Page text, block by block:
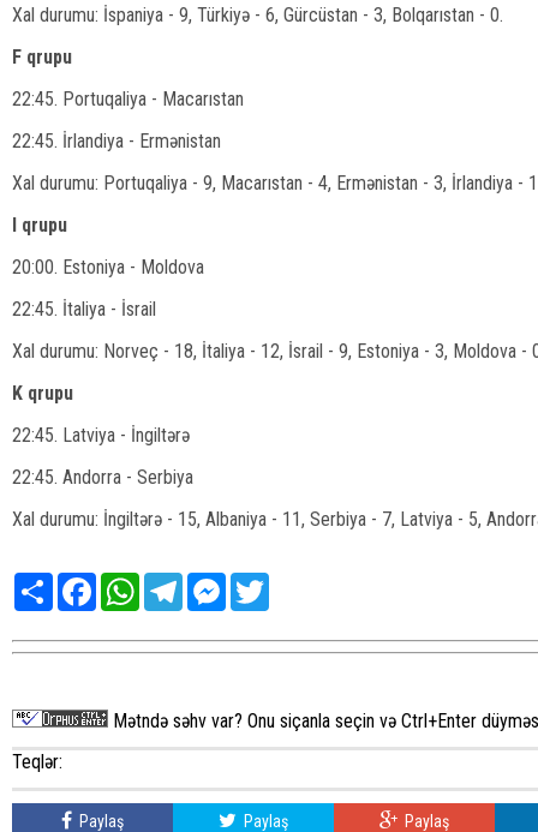
Xal durumu: İspaniya - 9, Türkiyə - 6, Gürcüstan - 3, Bolqarıstan - 0.
F qrupu
22:45. Portuqaliya - Macarıstan
22:45. İrlandiya - Ermənistan
Xal durumu: Portuqaliya - 9, Macarıstan - 4, Ermənistan - 3, İrlandiya -
I qrupu
20:00. Estoniya - Moldova
22:45. İtaliya - İsrail
Xal durumu: Norveç - 18, İtaliya - 12, İsrail - 9, Estoniya - 3, Moldova -
K qrupu
22:45. Latviya - İngiltərə
22:45. Andorra - Serbiya
Xal durumu: İngiltərə - 15, Albaniya - 11, Serbiya - 7, Latviya - 5,
Share FacebookWhatsAppTelegramMessenger
Mətndə səhv var? Onu siçanla seçin və Ctrl+Enter
Teqlər:
Paylaş Paylaş Paylaş